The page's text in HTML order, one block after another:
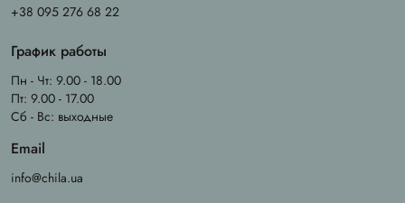
+38 095 276 68 22
График работы
Пн - Чт: 9.00 - 18.00
Пт: 9.00 - 17.00
Сб - Вс: выходные
Email
info@chila.ua